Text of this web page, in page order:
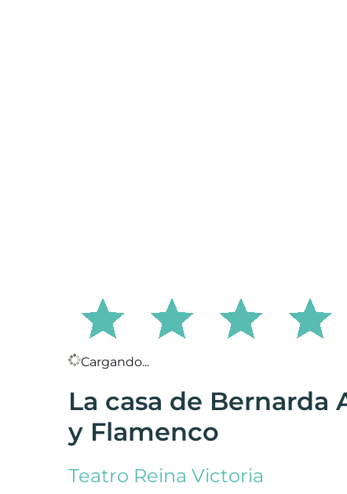
Cargando...
La casa de Bernarda
y Flamenco
Teatro Reina Victoria